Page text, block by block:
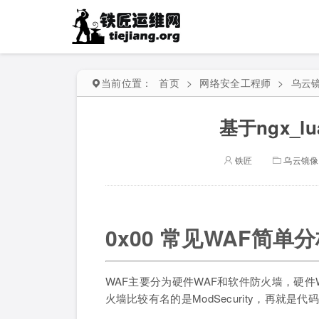
当前位置： 首页 > 网络安全工程师 > 乌云
基于
铁匠 乌云镜像
0x00 常见WAF简单
WAF主要分为硬件WAF和软件防火墙，硬
火墙比较有名的是ModSecurity，再就是代